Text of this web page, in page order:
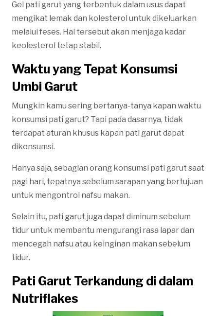
Gel pati garut yang terbentuk dalam usus dapat
mengikat lemak dan kolesterol untuk dikeluarkan
melalui feses. Hal tersebut akan menjaga kadar
keolesterol tetap stabil.
Waktu yang Tepat Konsumsi
Umbi Garut
Mungkin kamu sering bertanya-tanya kapan waktu
konsumsi pati garut? Tapi pada dasarnya, tidak
terdapat aturan khusus kapan pati garut dapat
dikonsumsi.
Hanya saja, sebagian orang konsumsi pati garut saat
pagi hari, tepatnya sebelum sarapan yang bertujuan
untuk mengontrol nafsu makan.
Selain itu, pati garut juga dapat diminum sebelum
tidur untuk membantu mengurangi rasa lapar dan
mencegah nafsu atau keinginan makan sebelum
tidur.
Pati Garut Terkandung di dalam
Nutriflakes